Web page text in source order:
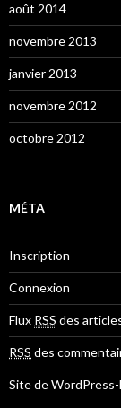
août 2014
novembre 2013
janvier 2013
novembre 2012
octobre 2012
MÉTA
Inscription
Connexion
Flux RSS des
RSS des
Site de WordPress-